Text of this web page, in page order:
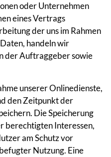
oder Unternehmen
eines Vertrags
der uns im Rahmen
handeln wir
der Auftraggeber sowie
unserer Onlinedienste,
den Zeitpunkt der
Die Speicherung
berechtigten Interessen,
am Schutz vor
Nutzung. Eine